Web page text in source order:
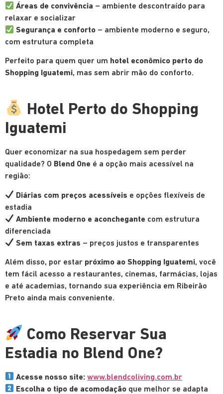
Áreas de convivência – ambiente descontraído para
relaxar e socializar
Segurança e conforto – ambiente moderno e seguro,
com estrutura completa
Perfeito para quem quer um hotel econômico perto do
Shopping Iguatemi, mas sem abrir mão do conforto.
Hotel Perto do Shopping
Iguatemi
Quer economizar na sua hospedagem sem perder
qualidade? O Blend One é a opção mais acessível na
região:
Diárias com preços acessíveis e opções flexíveis de
estadia
Ambiente moderno e aconchegante com estrutura
diferenciada
Sem taxas extras – preços justos e transparentes
Além disso, por estar próximo ao Shopping Iguatemi, você
tem fácil acesso a restaurantes, cinemas, farmácias, lojas
e até academias, tornando sua experiência em Ribeirão
Preto ainda mais conveniente.
Como Reservar Sua
Estadia no Blend One?
Acesse nosso site: www.blendcoliving.com.br
Escolha o tipo de acomodação que melhor se adapta